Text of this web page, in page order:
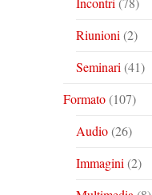
Riunioni (2)
Seminari (41)
Formato(107)
Audio(26)
Immagini (2)